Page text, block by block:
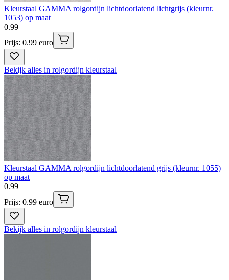
Kleurstaal GAMMA rolgordijn lichtdoorlatend lichtgrijs (kleurnr.
1053) op maat
0.99
Prijs: 0.99 euro
Bekijk alles in rolgordijn kleurstaal
Kleurstaal GAMMA rolgordijn lichtdoorlatend grijs (kleurnr. 1055)
op maat
0.99
Prijs: 0.99 euro
Bekijk alles in rolgordijn kleurstaal